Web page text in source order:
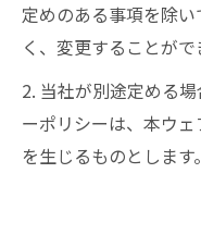
定めのある事項を除
く、変更することがで
2. 当社が別途定める
ーポリシーは、本ウ
を生じるものとします。